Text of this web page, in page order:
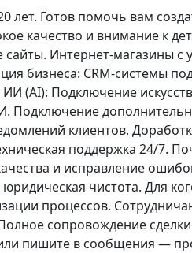
Готов помочь вам
качество и внимание к
Интернет-магазины с
бизнеса: CRM-системы
(AI): Подключение
Подключение
клиентов.
поддержка 24/7.
и исправление
чистота. Для
процессов.
сопровождение
пишите в сообщения —